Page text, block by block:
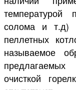
солома и т.д)
пеллетных
называемое
очисткой